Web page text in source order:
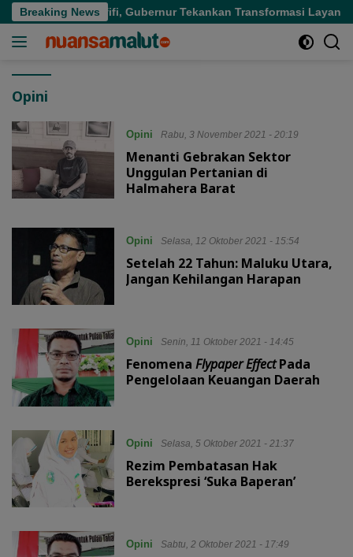
Langsung
ke
Breaking News
Sakit di Sofifi, Gubernur Tekankan Transformasi Layanan
Opini
Opini Rabu, 3 November 2021 - 20:19
Menanti Gebrakan Sektor
Unggulan Pertanian di
Halmahera Barat
Opini Selasa, 12 Oktober 2021 - 15:54
Setelah 22 Tahun: Maluku Utara,
Jangan Kehilangan Harapan
Opini Senin, 11 Oktober 2021 - 14:45
Fenomena Flypaper EffectPada
Pengelolaan Keuangan Daerah
Opini Selasa, 5 Oktober 2021 - 21:37
Rezim Pembatasan Hak
Berekspresi ‘Suka Baperan’
Opini Sabtu, 2 Oktober 2021 - 17:49